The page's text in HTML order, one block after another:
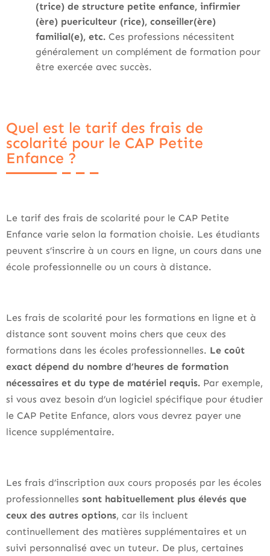
(trice) de structure petite enfance, infirmier
(ère) puericulteur (rice), conseiller(ère)
familial(e), etc. Ces professions nécessitent
généralement un complément de formation pour
être exercée avec succès.
Quel est le tarif des frais de
scolarité pour le CAP Petite
Enfance ?
Le tarif des frais de scolarité pour le CAP Petite
Enfance varie selon la formation choisie. Les étudiants
peuvent s’inscrire à un cours en ligne, un cours dans une
école professionnelle ou un cours à distance.
Les frais de scolarité pour les formations en ligne et à
distance sont souvent moins chers que ceux des
formations dans les écoles professionnelles. Le coût
exact dépend du nombre d’heures de formation
nécessaires et du type de matériel requis. Par exemple,
si vous avez besoin d’un logiciel spécifique pour étudier
le CAP Petite Enfance, alors vous devrez payer une
licence supplémentaire.
Les frais d’inscription aux cours proposés par les écoles
professionnelles sont habituellement plus élevés que
ceux des autres options, car ils incluent
continuellement des matières supplémentaires et un
suivi personnalisé avec un tuteur. De plus, certaines